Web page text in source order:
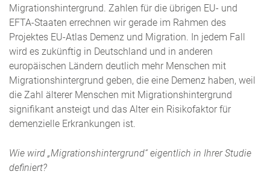
Migrationshintergrund. Zahlen für die übrigen EU- und
EFTA-Staaten errechnen wir gerade im Rahmen des
Projektes EU-Atlas Demenz und Migration. In jedem Fall
wird es zukünftig in Deutschland und in anderen
europäischen Ländern deutlich mehr Menschen mit
Migrationshintergrund geben, die eine Demenz haben, weil
die Zahl älterer Menschen mit Migrationshintergrund
signifikant ansteigt und das Alter ein Risikofaktor für
demenzielle Erkrankungen ist.
Wie wird „Migrationshintergrund“ eigentlich in Ihrer Studie
definiert?